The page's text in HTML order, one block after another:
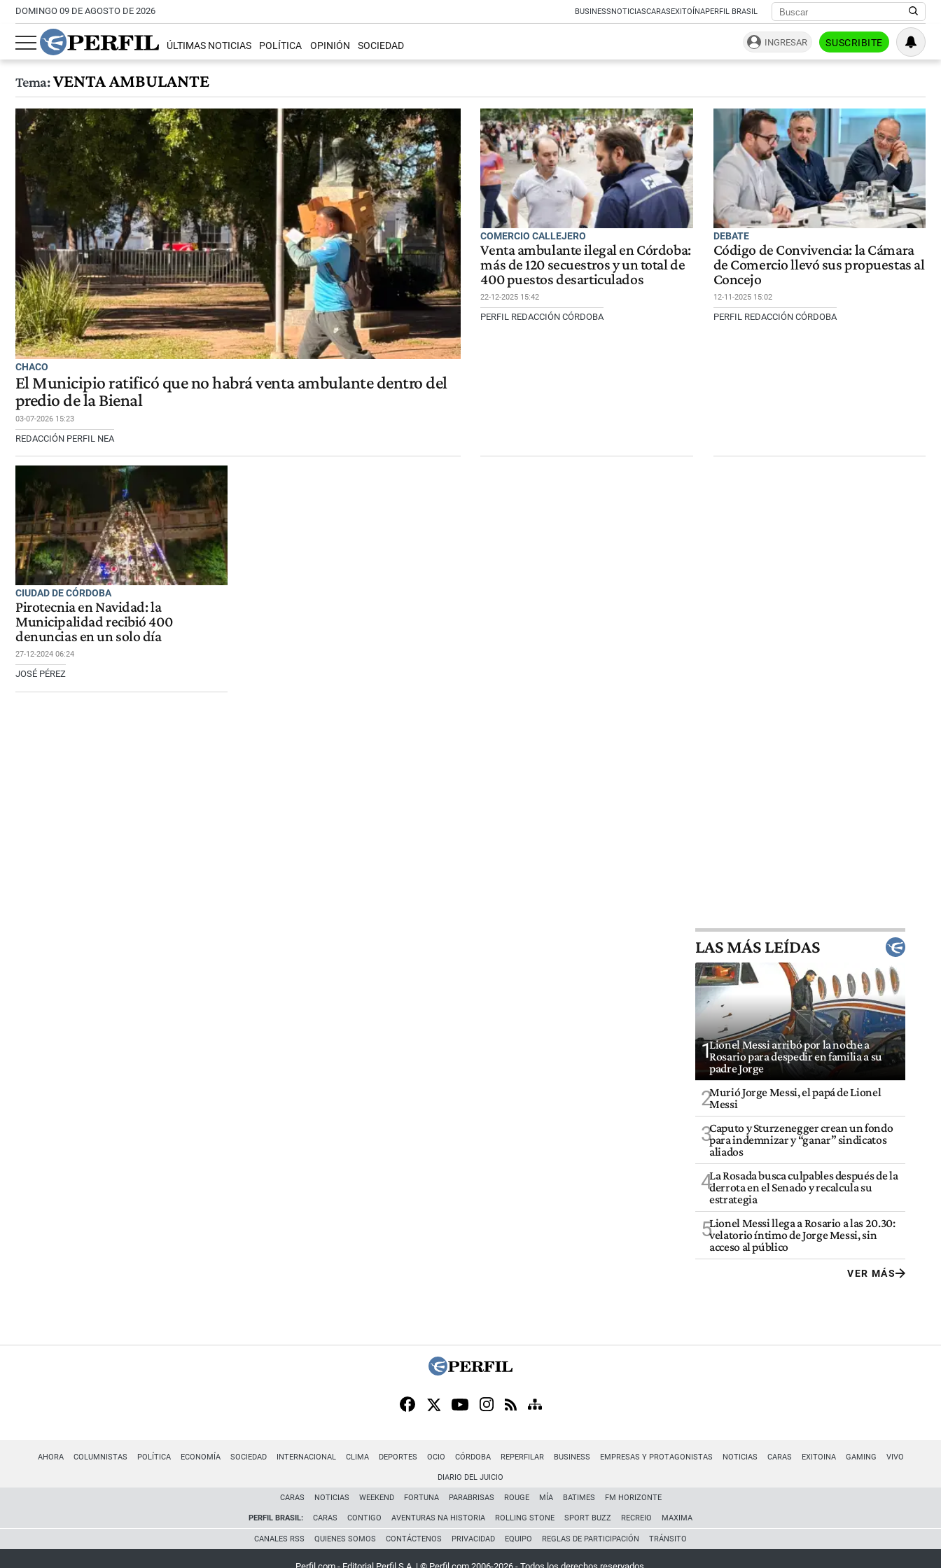
DOMINGO 09 DE AGOSTO DE 2026 BUSINESSNOTICIASCARASEXITOÍNAPERFIL BRASIL
ÚLTIMAS NOTICIAS POLÍTICA OPINIÓN SOCIEDAD INGRESAR SUSCRIBITE
Tema:VENTA AMBULANTE
CHACO
El Municipio ratificó que no habrá venta ambulante dentro del
predio de la Bienal
03-07-2026 15:23
REDACCIÓN PERFIL NEA
COMERCIO CALLEJERO
Venta ambulante ilegal en Córdoba:
más de 120 secuestros y un total de
400 puestos desarticulados
22-12-2025 15:42
PERFIL REDACCIÓN CÓRDOBA
DEBATE
Código de Convivencia: la Cámara
de Comercio llevó sus propuestas al
Concejo
12-11-2025 15:02
PERFIL REDACCIÓN CÓRDOBA
CIUDAD DE CÓRDOBA
Pirotecnia en Navidad: la
Municipalidad recibió 400
denuncias en un solo día
27-12-2024 06:24
JOSÉ PÉREZ
LAS MÁS LEÍDAS
1Lionel Messi arribó por la noche a
Rosario para despedir en familia a su
padre Jorge
2Murió Jorge Messi, el papá de Lionel
Messi
3Caputo y Sturzenegger crean un fondo
para indemnizar y “ganar” sindicatos
aliados
4La Rosada busca culpables después de la
derrota en el Senado y recalcula su
estrategia
5Lionel Messi llega a Rosario a las 20.30:
velatorio íntimo de Jorge Messi, sin
acceso al público
VER MÁS
AHORA COLUMNISTAS POLÍTICA ECONOMÍA SOCIEDAD INTERNACIONAL CLIMA DEPORTES OCIO CÓRDOBA REPERFILAR BUSINESS EMPRESAS Y PROTAGONISTAS NOTICIAS CARAS EXITOINA GAMING VIVO
DIARIO DEL JUICIO
CARAS NOTICIAS WEEKEND FORTUNA PARABRISAS ROUGE MÍA BATIMES FM HORIZONTE
PERFIL BRASIL: CARAS CONTIGO AVENTURAS NA HISTORIA ROLLING STONE SPORT BUZZ RECREIO MAXIMA
CANALES RSS QUIENES SOMOS CONTÁCTENOS PRIVACIDAD EQUIPO REGLAS DE PARTICIPACIÓN TRÁNSITO